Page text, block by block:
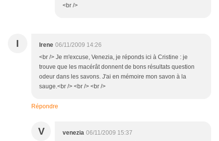
<br />
I Irene 06/11/2009 14:26
<br /> Je m'excuse, Venezia, je réponds ici à Cristine : je
trouve que les macérât donnent de bons résultats question
odeur dans les savons. J'ai en mémoire mon savon à la
sauge.<br /> <br /> <br />
Répondre
V venezia 06/11/2009 15:37